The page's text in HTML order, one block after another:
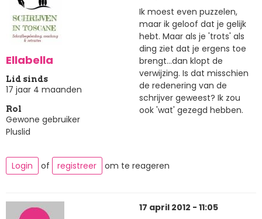
Ellabella
Lid sinds
17 jaar 4 maanden
Rol
Gewone gebruiker
Pluslid
Ik moest even puzzelen,
maar ik geloof dat je gelijk
hebt. Maar als je 'trots' als
ding ziet dat je ergens toe
brengt...dan klopt de
verwijzing. Is dat misschien
de redenering van de
schrijver geweest? Ik zou
ook 'wat' gezegd hebben.
Login of registreer om te reageren
17 april 2012 - 11:05